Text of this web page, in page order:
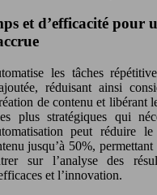
et d’efficacité pour
les tâches
réduisant ainsi
de contenu et libérant
plus stratégiques qui
peut réduire
jusqu’à 50%,
sur l’analyse des
et l’innovation.